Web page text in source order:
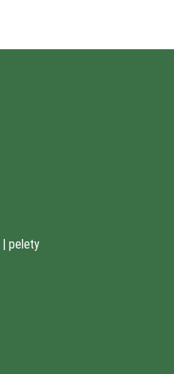
| pelety